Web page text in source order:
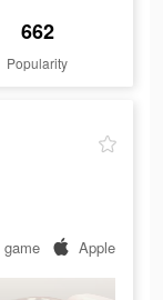
662
Popularity
game Apple